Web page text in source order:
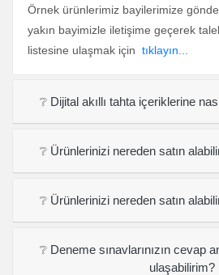
Örnek ürünlerimiz bayilerimize
yakın bayimizle iletişime geçerek
listesine ulaşmak için tıklayın...
❔ Dijital akıllı tahta içeriklerine
❔ Ürünlerinizi nereden
❔ Ürünlerinizi nereden
❔ Deneme sınavlarınızın cevap anahtarlarına nereden
ulaşabilirim?